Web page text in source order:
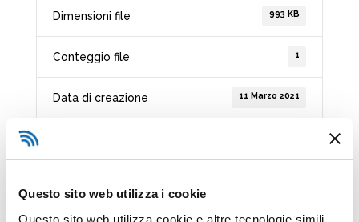
Questo sito web utilizza i cookie
Questo sito web utilizza cookie e altre tecnologie simili
Dimensioni file 993 KB
Conteggio file 1
Data di creazione 11 Marzo 2021
Digital Signage Retail